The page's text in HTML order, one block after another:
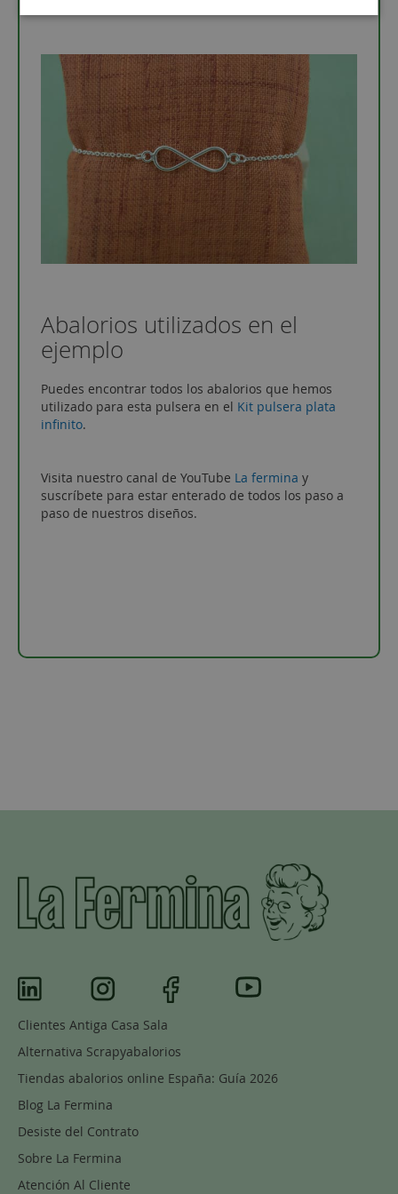
Abalorios utilizados en el
ejemplo
Puedes encontrar todos los abalorios que hemos
utilizado para esta pulsera en el Kit pulsera plata
infinito.
Visita nuestro canal de YouTube La fermina y
suscríbete para estar enterado de todos los paso a
paso de nuestros diseños.
Clientes Antiga Casa Sala
Alternativa Scrapyabalorios
Tiendas abalorios online España: Guía 2026
Blog La Fermina
Desiste del Contrato
Sobre La Fermina
Atención Al Cliente